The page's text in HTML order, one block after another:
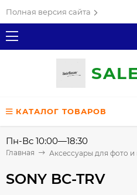
Полная версия сайта
КАТАЛОГ ТОВАРОВ
Пн-Вс 10:00—18:30
Главная Аксессуары для фото и
SONY BC-TRV